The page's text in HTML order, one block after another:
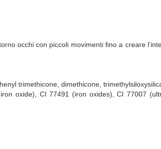
occhi con piccoli movimenti fino a creare
trimethicone, dimethicone,
oxide), CI 77491 (iron oxides), CI 77007